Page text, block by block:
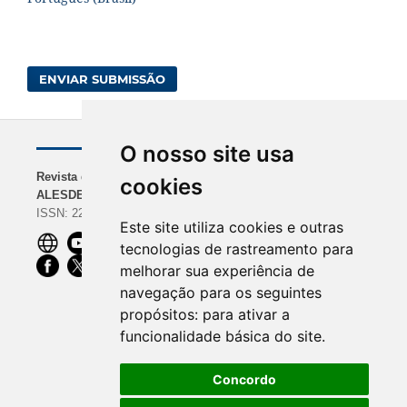
O nosso site usa
cookies
Este site utiliza cookies e outras
tecnologias de rastreamento para
melhorar sua experiência de
navegação para os seguintes
propósitos: para ativar a
funcionalidade básica do site.
Concordo
ENVIAR SUBMISSÃO
Revista da
ALESDE
ISSN: 2238-0000
NAVEGAÇÃO
Sobre a Revista
Autores
Equipe Editorial
ROAD | Dimensions |
CiteFactor
OpenAIRE |
ScienceOpen | Ibict